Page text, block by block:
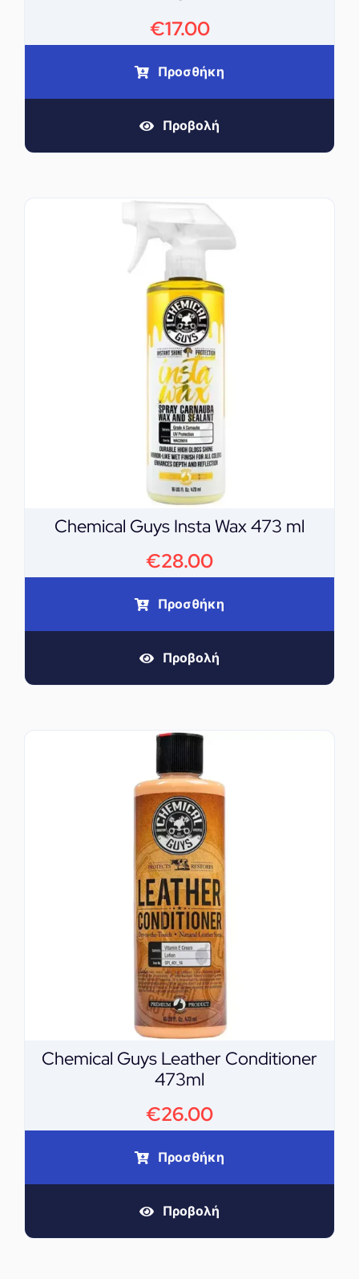
€17.00
Προσθήκη
Προβολή
Chemical Guys Insta Wax 473 ml
€28.00
Προσθήκη
Προβολή
Chemical Guys Leather Conditioner
473ml
€26.00
Προσθήκη
Προβολή